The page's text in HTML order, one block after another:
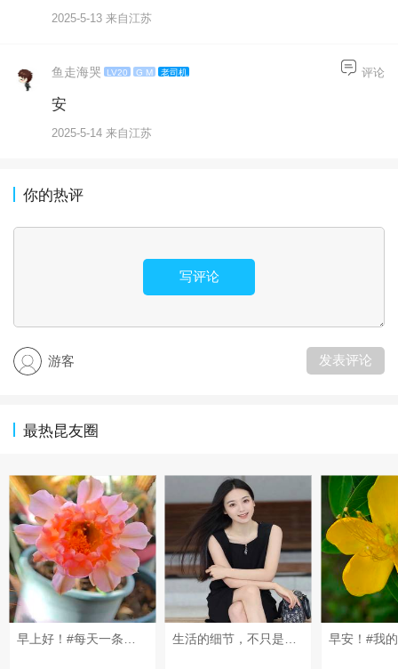
2025-5-13 来自江苏
鱼走海哭 LV20 G M 老司机
安
2025-5-14 来自江苏
评论
你的热评
写评论
游客 发表评论
最热昆友圈
早安！#我